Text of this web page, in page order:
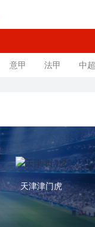
意甲 法甲 中超
天津津门虎